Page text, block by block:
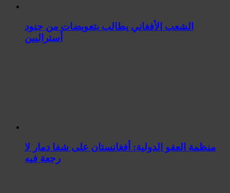
الشعب الأفغاني يطالب بتعويضات من جنود
أستراليين
منظمة العفو الدولية: أفغانستان على شفا دمار لا
رجعة فيه